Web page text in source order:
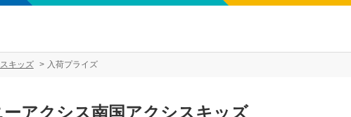
キッズ 入荷プライズ
ーアクシス南国アクシスキッズ